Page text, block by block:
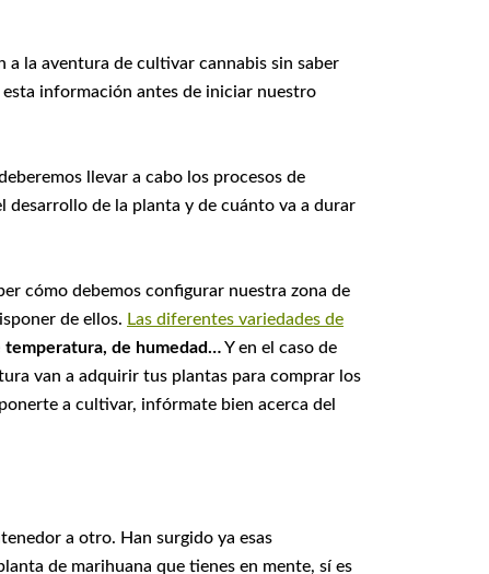
a la aventura de cultivar cannabis sin saber
información antes de iniciar nuestro
llevar a cabo los procesos de
desarrollo de la planta y de cuánto va a durar
cómo debemos configurar nuestra zona de
de ellos. Las diferentes variedades de
temperatura, de humedad…Y en el caso de
van a adquirir tus plantas para comprar los
a cultivar, infórmate bien acerca del
a otro. Han surgido ya esas
de marihuana que tienes en mente, sí es